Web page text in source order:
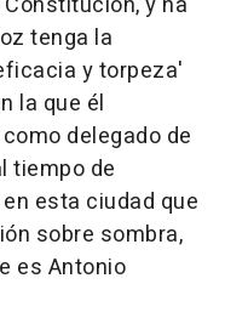
tenga la
y torpeza'
la que él
delegado de
tiempo de
esta ciudad que
sobre sombra,
es Antonio